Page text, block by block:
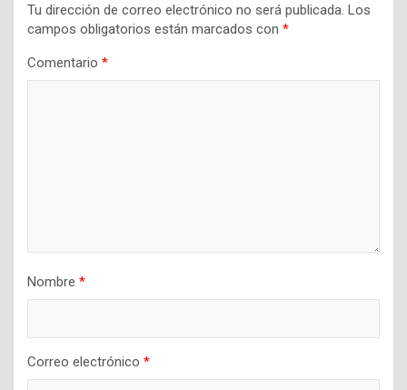
Tu dirección de correo electrónico no será publicada. Los
campos obligatorios están marcados con *
Comentario *
Nombre *
Correo electrónico *